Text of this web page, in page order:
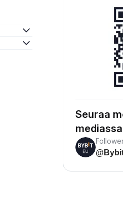
Seuraa
mediassa